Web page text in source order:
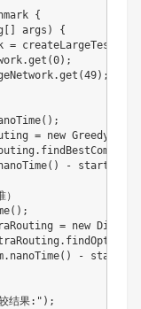
{
args )
{
=
.get (0) ;
.get (49) ;
( ) ;
= new
.
( ) - startTime
( ) ;
= new
.
. nanoTime( ) -
结果:" ) ;